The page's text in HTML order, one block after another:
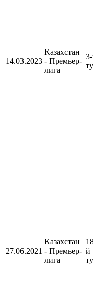
14.03.2023
Казахстан
- Премьер-
лига
27.06.2021
Казахстан
- Премьер-
лига
й